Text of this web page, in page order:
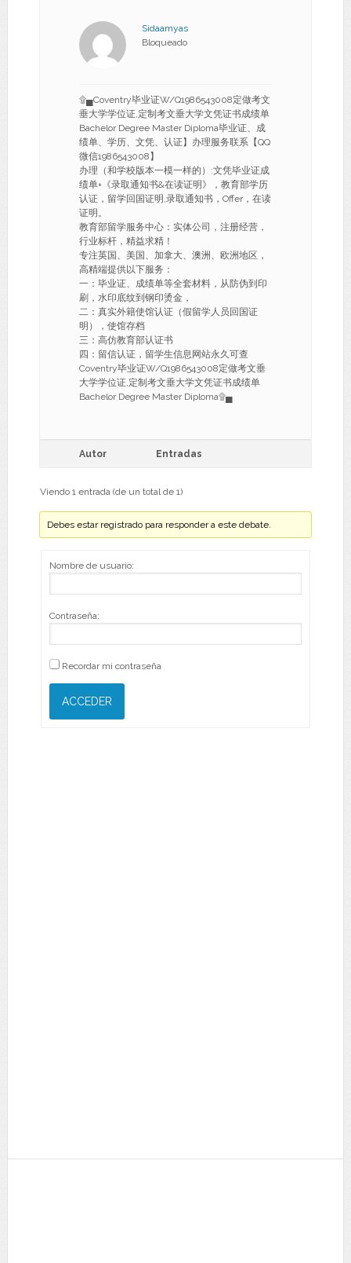
Sidaamyas
Bloqueado
۩▄Coventry毕业证W/Q1986543008定做考文
垂大学学位证,定制考文垂大学文凭证书成绩单
Bachelor Degree Master Diploma毕业证、成
绩单、学历、文凭、认证】办理服务联系【QQ
微信1986543008】
办理（和学校版本一模一样的）:文凭毕业证成
绩单+《录取通知书&在读证明》，教育部学历
认证，留学回国证明,录取通知书，Offer，在读
证明。
教育部留学服务中心：实体公司，注册经营，
行业标杆，精益求精！
专注英国、美国、加拿大、澳洲、欧洲地区，
高精端提供以下服务：
一：毕业证、成绩单等全套材料，从防伪到印
刷，水印底纹到钢印烫金，
二：真实外籍使馆认证（假留学人员回国证
明），使馆存档
三：高仿教育部认证书
四：留信认证，留学生信息网站永久可查
Coventry毕业证W/Q1986543008定做考文垂
大学学位证,定制考文垂大学文凭证书成绩单
Bachelor Degree Master Diploma۩▄
Autor Entradas
Viendo 1 entrada (de un total de 1)
Debes estar registrado para responder a este debate.
Nombre de usuario:
Contraseña:
Recordar mi contraseña
ACCEDER